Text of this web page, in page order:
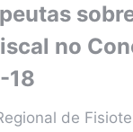
no
18
de